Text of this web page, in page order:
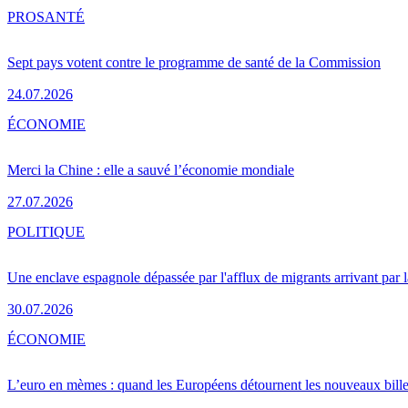
Sept pays votent contre le programme de santé de la Commission
24.07.2026
PROSANTÉ
Merci la Chine : elle a sauvé l’économie mondiale
27.07.2026
ÉCONOMIE
Une enclave espagnole dépassée par l'afflux de migrants arrivant par
30.07.2026
POLITIQUE
L’euro en mèmes : quand les Européens détournent les nouveaux
ÉCONOMIE